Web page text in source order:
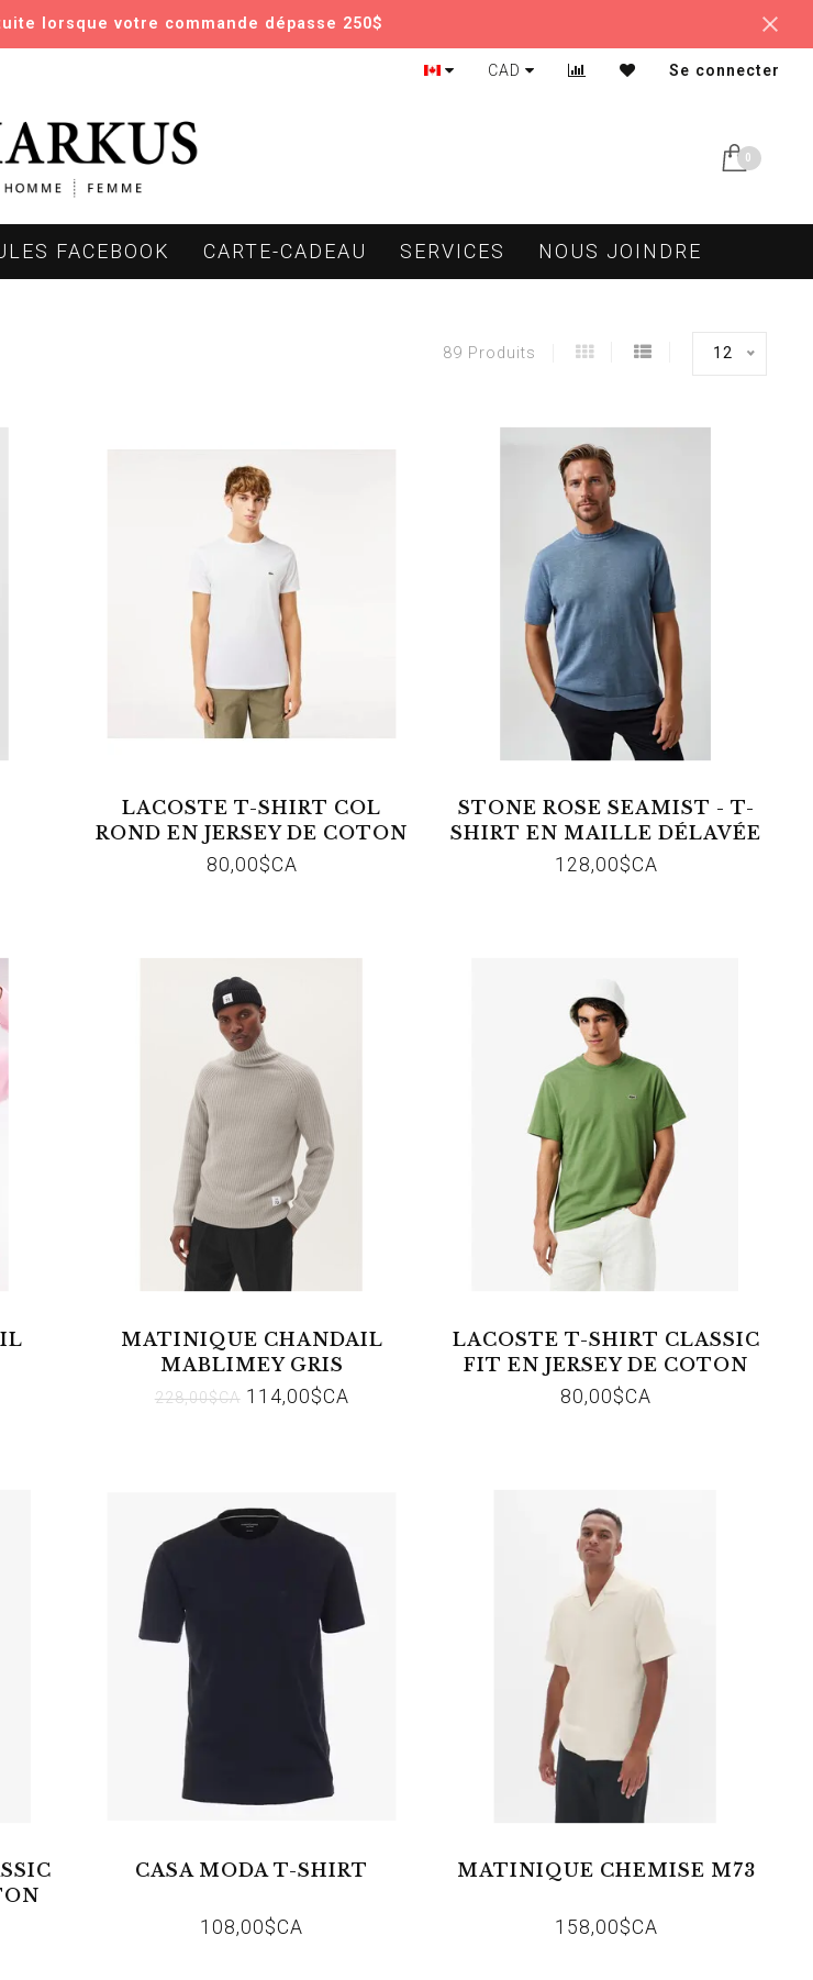
lorsque votre commande dépasse 250$
CAD Se connecter
0
FACEBOOK CARTE-CADEAU SERVICES NOUS JOINDRE
89 Produits 12
LACOSTE T-SHIRT COL
ROND EN JERSEY DE COTON
PIMA UNI
80,00$CA
STONE ROSE SEAMIST - T-
SHIRT EN MAILLE DÉLAVÉE
À L'EAU MED BLUE
128,00$CA
MATINIQUE CHANDAIL
MABLIMEY GRIS
228,00$CA114,00$CA
LACOSTE T-SHIRT CLASSIC
FIT EN JERSEY DE COTON
02M MACHE
80,00$CA
CASA MODA T-SHIRT
108,00$CA
MATINIQUE CHEMISE M73
158,00$CA